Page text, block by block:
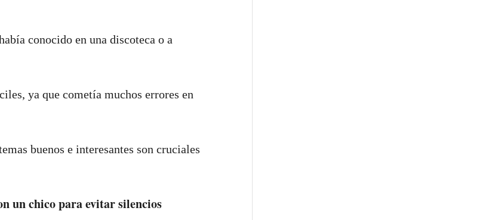
conocido en una discoteca o a
ya que cometía muchos errores en
buenos e interesantes son cruciales
un chico para evitar silencios